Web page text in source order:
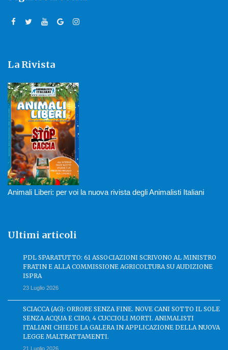
La Rivista
Animali Liberi: per voi la nuova rivista degli Animalisti Italiani
Ultimi articoli
PDL SPARATUTTO: 61 ASSOCIAZIONI SCRIVONO AL MINISTRO
FRATIN E ALLA COMMISSIONE AGRICOLTURA SU AUDIZIONE
ISPRA
23 Luglio 2026
SCIACCA (AG): ORRORE SENZA FINE. NOVE CANI SOTTO IL SOLE
SENZA ACQUA E CIBO, 4 CUCCIOLI MORTI. ANIMALISTI
ITALIANI CHIEDE LA GALERA IN APPLICAZIONE DELLA NUOVA
LEGGE MALTRATTAMENTI.
21 Luglio 2026